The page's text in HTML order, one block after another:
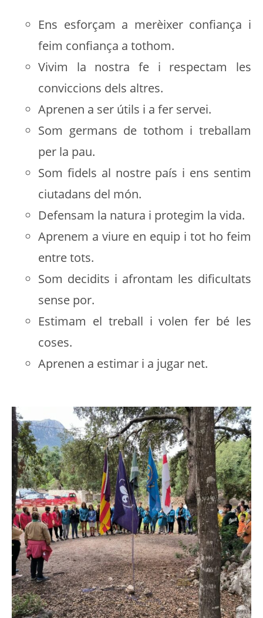
Ens esforçam a merèixer confiança i
feim confiança a tothom.
Vivim la nostra fe i respectam les
conviccions dels altres.
Aprenen a ser útils i a fer servei.
Som germans de tothom i treballam
per la pau.
Som fidels al nostre país i ens sentim
ciutadans del món.
Defensam la natura i protegim la vida.
Aprenem a viure en equip i tot ho feim
entre tots.
Som decidits i afrontam les dificultats
sense por.
Estimam el treball i volen fer bé les
coses.
Aprenen a estimar i a jugar net.